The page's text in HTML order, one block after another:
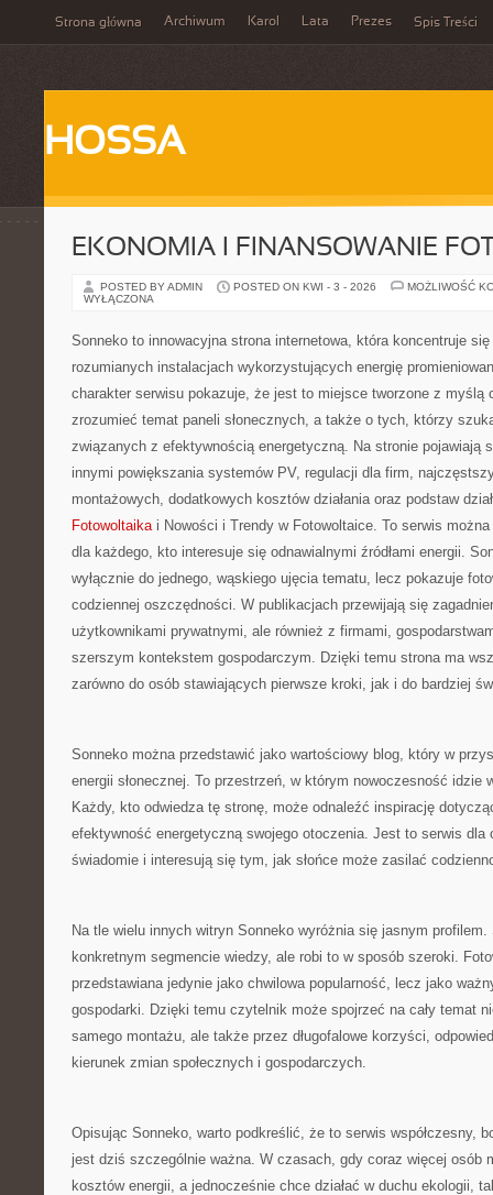
Strona główna Archiwum Karol Lata Prezes Spis Treści
HOSSA
EKONOMIA I FINANSOWANIE
POSTED BY ADMIN POSTED ON KWI - 3 - 2026
MOŻLIWOŚĆ
WYŁĄCZONA
Sonneko to innowacyjna strona internetowa, która koncentruje
rozumianych instalacjach wykorzystujących energię
charakter serwisu pokazuje, że jest to miejsce tworzone z myślą
zrozumieć temat paneli słonecznych, a także o tych, którzy
związanych z efektywnością energetyczną. Na stronie pojawiają
innymi powiększania systemów PV, regulacji dla firm,
montażowych, dodatkowych kosztów działania oraz podstaw
Fotowoltaikai Nowości i Trendy w Fotowoltaice. To serwis
dla każdego, kto interesuje się odnawialnymi źródłami energii.
wyłącznie do jednego, wąskiego ujęcia tematu, lecz pokazuje
codziennej oszczędności. W publikacjach przewijają się
użytkownikami prywatnymi, ale również z firmami,
szerszym kontekstem gospodarczym. Dzięki temu strona ma
zarówno do osób stawiających pierwsze kroki, jak i do bardziej
Sonneko można przedstawić jako wartościowy blog, który w
energii słonecznej. To przestrzeń, w którym nowoczesność idzie
Każdy, kto odwiedza tę stronę, może odnaleźć inspirację
efektywność energetyczną swojego otoczenia. Jest to serwis
świadomie i interesują się tym, jak słońce może zasilać
Na tle wielu innych witryn Sonneko wyróżnia się jasnym
konkretnym segmencie wiedzy, ale robi to w sposób szeroki.
przedstawiana jedynie jako chwilowa popularność, lecz jako
gospodarki. Dzięki temu czytelnik może spojrzeć na cały temat
samego montażu, ale także przez długofalowe korzyści,
kierunek zmian społecznych i gospodarczych.
Opisując Sonneko, warto podkreślić, że to serwis współczesny,
jest dziś szczególnie ważna. W czasach, gdy coraz więcej osób
kosztów energii, a jednocześnie chce działać w duchu ekologii,